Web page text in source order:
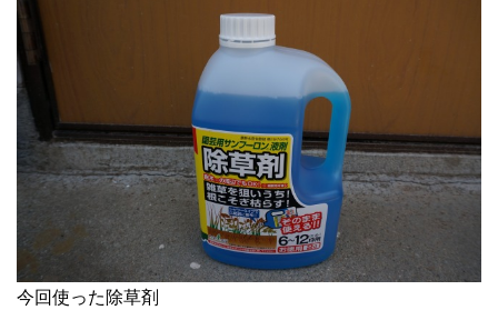
今回使った除草剤